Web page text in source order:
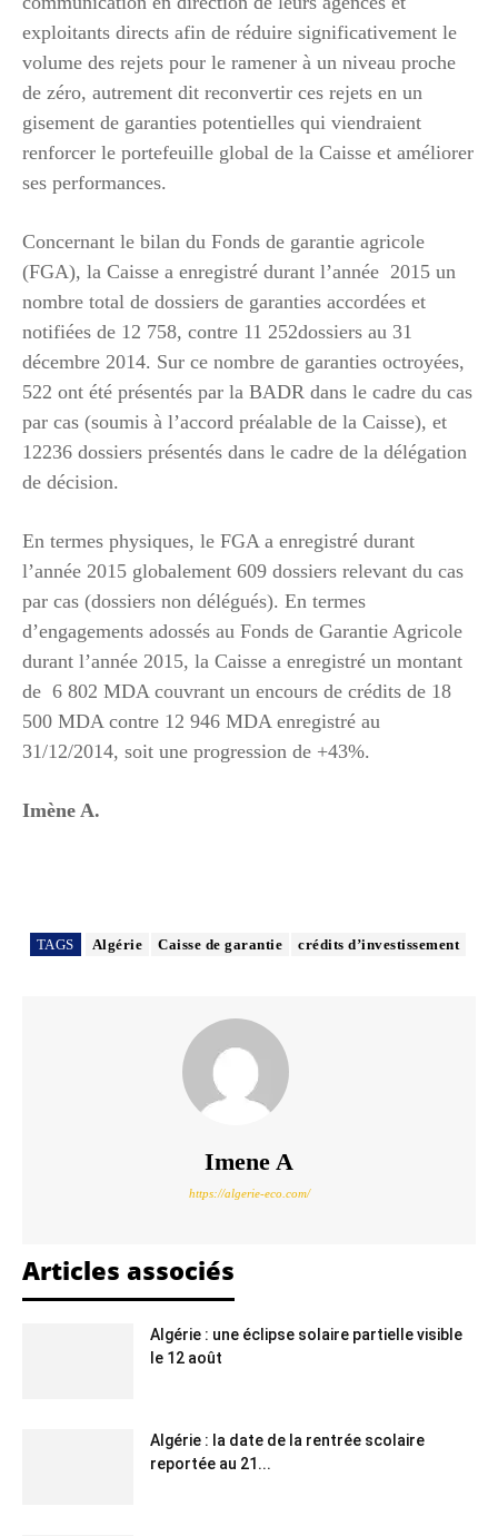
exploitants directs afin de réduire significativement le
volume des rejets pour le ramener à un niveau proche
de zéro, autrement dit reconvertir ces rejets en un
gisement de garanties potentielles qui viendraient
renforcer le portefeuille global de la Caisse et améliorer
ses performances.
Concernant le bilan du Fonds de garantie agricole
(FGA), la Caisse a enregistré durant l’année 2015 un
nombre total de dossiers de garanties accordées et
notifiées de 12 758, contre 11 252dossiers au 31
décembre 2014. Sur ce nombre de garanties octroyées,
522 ont été présentés par la BADR dans le cadre du cas
par cas (soumis à l’accord préalable de la Caisse), et
12236 dossiers présentés dans le cadre de la délégation
de décision.
En termes physiques, le FGA a enregistré durant
l’année 2015 globalement 609 dossiers relevant du cas
par cas (dossiers non délégués). En termes
d’engagements adossés au Fonds de Garantie Agricole
durant l’année 2015, la Caisse a enregistré un montant
de 6 802 MDA couvrant un encours de crédits de 18
500 MDA contre 12 946 MDA enregistré au
31/12/2014, soit une progression de +43%.
Imène A.
TAGS Algérie Caisse de garantie crédits d’investissement
Imene A
https://algerie-eco.com/
Articles associés
Algérie : une éclipse solaire partielle visible
le 12 août
Algérie : la date de la rentrée scolaire
reportée au 21...